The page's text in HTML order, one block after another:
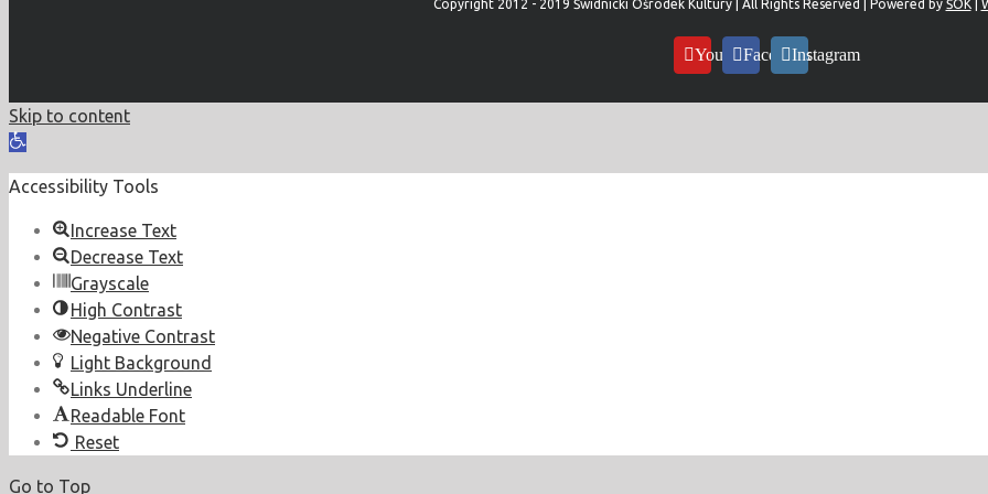
Copyright 2012 - 2019 Świdnicki Ośrodek Kultury | All Rights Reserved | Powered by ŚOK
YouTubeFacebookInstagram
Skip to content
Open
Accessibility Tools
Increase Text
Decrease Text
Grayscale
High Contrast
Negative Contrast
Light Background
Links Underline
Readable Font
Reset
Go to Top